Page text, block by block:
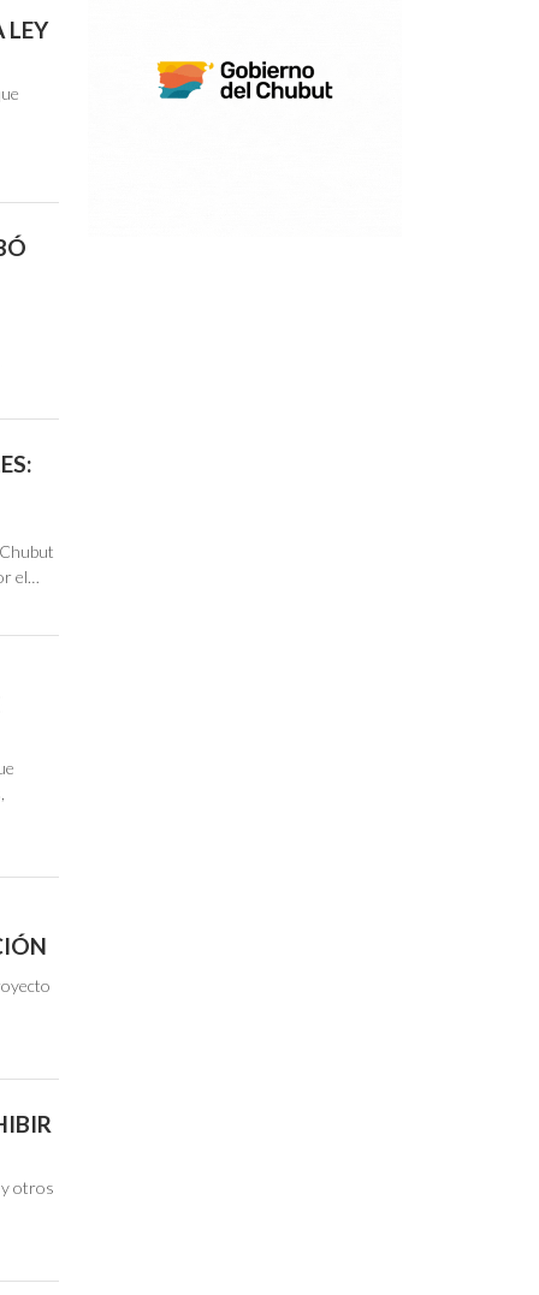
LEY
el…
y otros